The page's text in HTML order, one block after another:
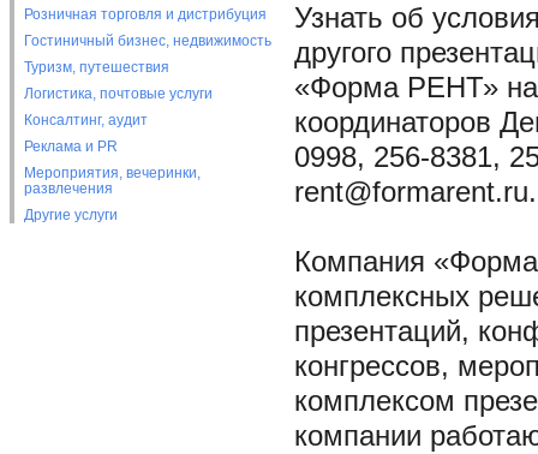
Розничная торговля и дистрибуция
Гостиничный бизнес, недвижимость
Туризм, путешествия
Логистика, почтовые услуги
Консалтинг, аудит
Реклама и PR
Мероприятия, вечеринки,
развлечения
Другие услуги
Узнать об
другого
«Форма РЕНТ» на
координаторов
0998, 256-8381,
rent@formarent.ru.
Компания
комплексных
презентаций,
конгрессов,
комплексом
компании